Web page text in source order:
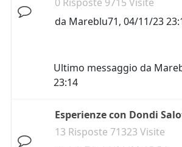
da Mareblu71, 04/11/23
Ultimo messaggio da
23:14
Esperienze con Dondi
13 Risposte 71323 Visite